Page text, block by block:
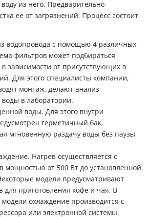
из него. Предварительно
ее от загрязнений. Процесс состоит
водопровода с помощью 4 различных
фильтров может подбираться
зависимости от присутствующих в
Для этого специалисты компании,
монтаж, делают анализ
в лаборатории.
воды. Для этого внутри
герметичный бак,
мгновенную раздачу воды без паузы
Нагрев осуществляется с
от 500 Вт до установленной
модели предусматривают
для приготовления кофе и чая. В
модели охлаждение производится с
или электронной системы.